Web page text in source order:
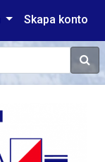
Skapa konto
Sök